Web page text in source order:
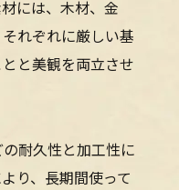
には、木材、金
れぞれに厳しい基
と美観を両立させ
耐久性と加工性に
り、長期間使って